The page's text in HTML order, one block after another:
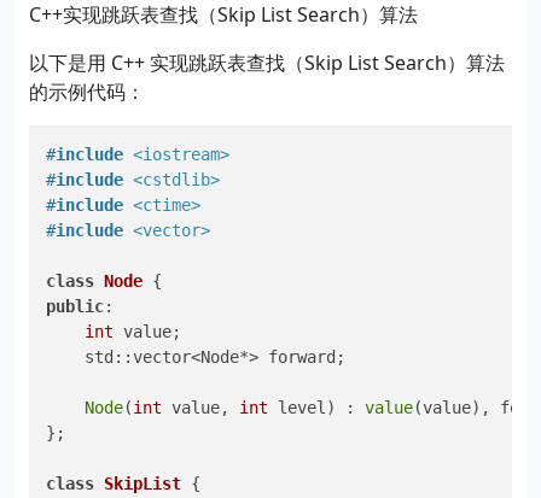
C++实现跳跃表查找（Skip List Search）算法
以下是用 C++ 实现跳跃表查找（Skip List Search）算法
的示例代码：
#include <iostream>
#include <cstdlib>
#include <ctime>
#include <vector>
class Node
public:
int value;
std::vector<Node*> forward;
Node(int value, int level) : value(value),
};
class SkipList